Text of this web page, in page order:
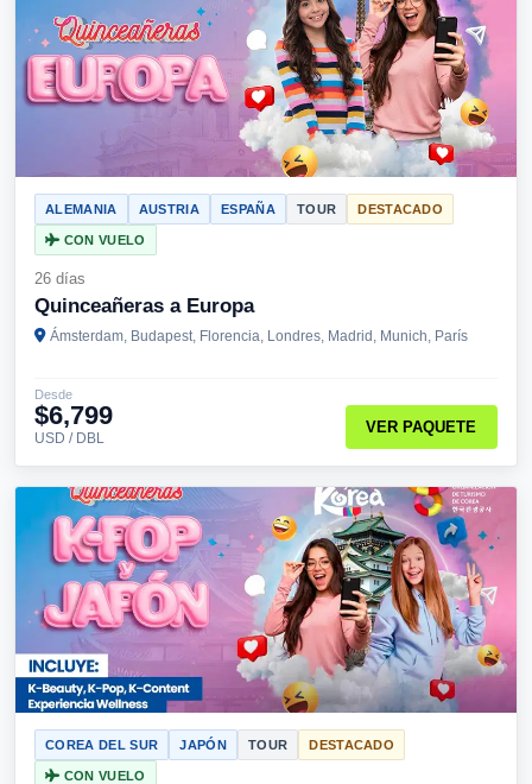
ALEMANIA AUSTRIA ESPAÑA TOUR DESTACADO
CON VUELO
26 días
Quinceañeras a Europa
Ámsterdam, Budapest, Florencia, Londres, Madrid, Munich, París
Desde
$6,799
USD / DBL
VER PAQUETE
COREA DEL SUR JAPÓN TOUR DESTACADO
CON VUELO